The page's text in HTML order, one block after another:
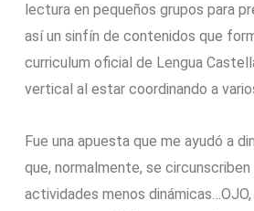
lectura en pequeños grupos para
así un sinfín de contenidos que
curriculum oficial de Lengua
vertical al estar coordinando a
Fue una apuesta que me ayudó a
que, normalmente, se
actividades menos